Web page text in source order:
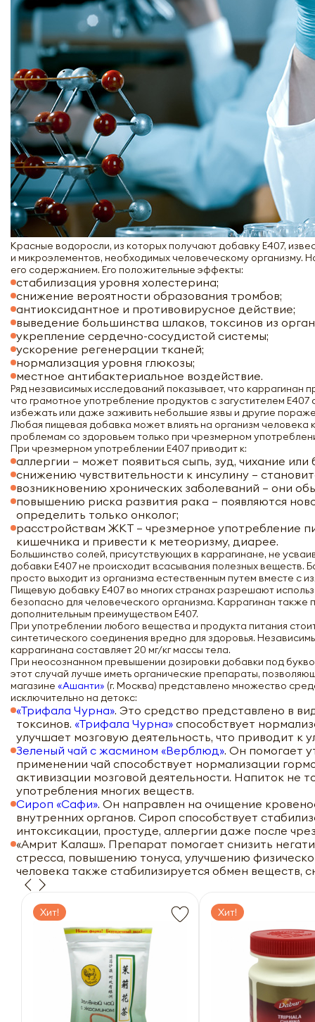
Красные водоросли, из которых получают добавку Е407,
и микроэлементов, необходимых человеческому организму.
его содержанием. Его положительные эффекты:
стабилизация уровня холестерина;
снижение вероятности образования тромбов;
антиоксидантное и противовирусное действие;
выведение большинства шлаков, токсинов из
укрепление сердечно-сосудистой системы;
ускорение регенерации тканей;
нормализация уровня глюкозы;
местное антибактериальное воздействие.
Ряд независимых исследований показывает, что каррагинан
что грамотное употребление продуктов с загустителем
избежать или даже заживить небольшие язвы и другие
Любая пищевая добавка может влиять на организм человека
проблемам со здоровьем только при чрезмерном
При чрезмерном употреблении Е407 приводит к:
аллергии – может появиться сыпь, зуд, чихание
снижению чувствительности к инсулину –
возникновению хронических заболеваний – они
повышению риска развития рака – появляются
определить только онколог;
расстройствам ЖКТ – чрезмерное употребление
кишечника и привести к метеоризму, диарее.
Большинство солей, присутствующих в каррагинане, не
добавки Е407 не происходит всасывания полезных веществ.
просто выходит из организма естественным путем вместе с
Пищевую добавку Е407 во многих странах разрешают
безопасно для человеческого организма. Каррагинан также
дополнительным преимуществом Е407.
При употреблении любого вещества и продукта питания
синтетического соединения вредно для здоровья.
каррагинана составляет 20 мг/кг массы тела.
При неосознанном превышении дозировки добавки под
этот случай лучше иметь органические препараты,
магазине «Ашанти» (г. Москва) представлено множество
исключительно на детокс:
«Трифала Чурна». Это средство представлено в
токсинов. «Трифала Чурна» способствует
улучшает мозговую деятельность, что приводит
Зеленый чай с жасмином «Верблюд». Он помогает
применении чай способствует нормализации
активизации мозговой деятельности. Напиток не
употребления многих веществ.
Сироп «Сафи». Он направлен на очищение
внутренних органов. Сироп способствует
интоксикации, простуде, аллергии даже после
«Амрит Калаш». Препарат помогает снизить
стресса, повышению тонуса, улучшению
человека также стабилизируется обмен веществ,
Хит! Хит!